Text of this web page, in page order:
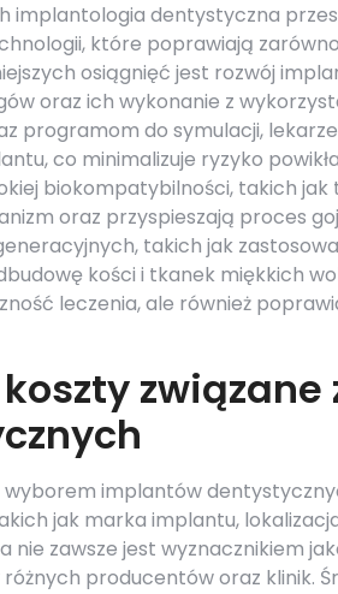
implantologia dentystyczna
które poprawiają
osiągnięć jest rozwój
oraz ich wykonanie z
programom do symulacji,
co minimalizuje ryzyko
biokompatybilności, takich
oraz przyspieszają proces
takich jak
kości i tkanek miękkich
leczenia, ale również
wyborem implantów
jak marka implantu,
nie zawsze jest wyznacznikiem
producentów oraz klinik.